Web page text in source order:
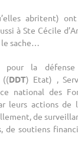
abritent)
à Ste Cécile
le sache…
pour la
((DDT) Etat) ,
national des
leurs actions
de
de soutiens